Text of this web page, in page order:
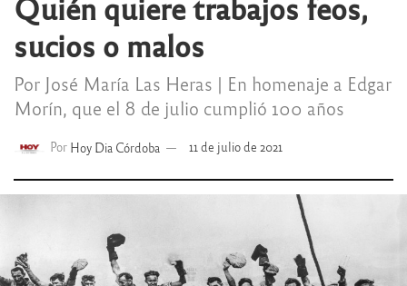
sucios o malos
Por José María Las Heras | En homenaje a Edgar
Morín, que el 8 de julio cumplió 100 años
Por Hoy Dia Córdoba 11 de julio de 2021